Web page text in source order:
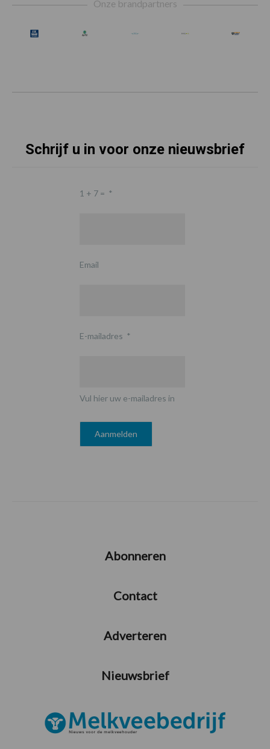
Onze brandpartners
Schrijf u in voor onze nieuwsbrief
1 + 7 = *
Email
E-mailadres *
Vul hier uw e-mailadres in
Abonneren
Contact
Adverteren
Nieuwsbrief